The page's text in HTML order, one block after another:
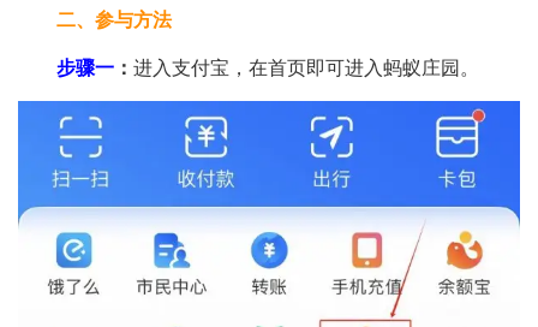
二、参与方法
步骤一 ： 进入支付宝，在首页即可进入蚂蚁庄园。